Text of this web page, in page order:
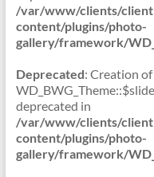
/var/www/clients/
content/plugins/photo-
gallery/framework/
Deprecated: Creation
deprecated in
/var/www/clients/
content/plugins/photo-
gallery/framework/